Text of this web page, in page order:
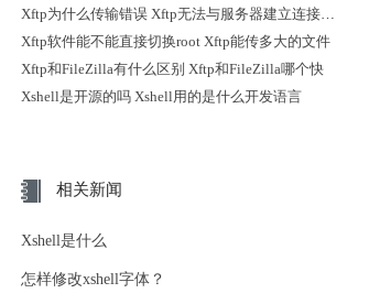
Xftp为什么传输错误 Xftp无法与服务器建立连接怎么解决
Xftp软件能不能直接切换root Xftp能传多大的文件
Xftp和FileZilla有什么区别 Xftp和FileZilla哪个快
Xshell是开源的吗 Xshell用的是什么开发语言
相关新闻
Xshell是什么
怎样修改xshell字体？